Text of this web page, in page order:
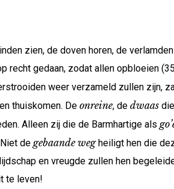
zien, de doven horen, de
recht gedaan, zodat allen opbloeien
weer verzameld zullen zijn,
thuiskomen. De onreine, de dwaas
Alleen zij die de Barmhartige als
de gebaande wegheiligt hen die
en vreugde zullen hen
te leven!